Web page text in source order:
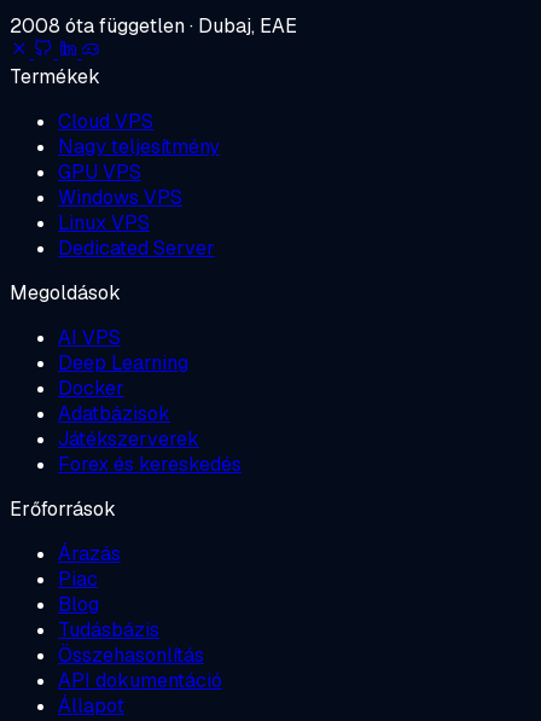
2008 óta független · Dubaj, EAE
Termékek
Cloud VPS
Nagy teljesítmény
GPU VPS
Windows VPS
Linux VPS
Dedicated Server
Megoldások
AI VPS
Deep Learning
Docker
Adatbázisok
Játékszerverek
Forex és kereskedés
Erőforrások
Árazás
Piac
Blog
Tudásbázis
Összehasonlítás
API dokumentáció
Állapot